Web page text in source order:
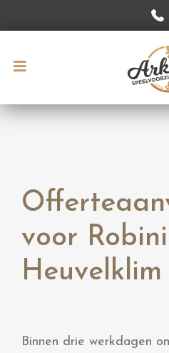
voor
Heuvelklim
Binnen drie werkdagen